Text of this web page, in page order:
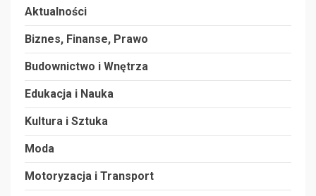
Aktualności
Biznes, Finanse, Prawo
Budownictwo i Wnętrza
Edukacja i Nauka
Kultura i Sztuka
Moda
Motoryzacja i Transport